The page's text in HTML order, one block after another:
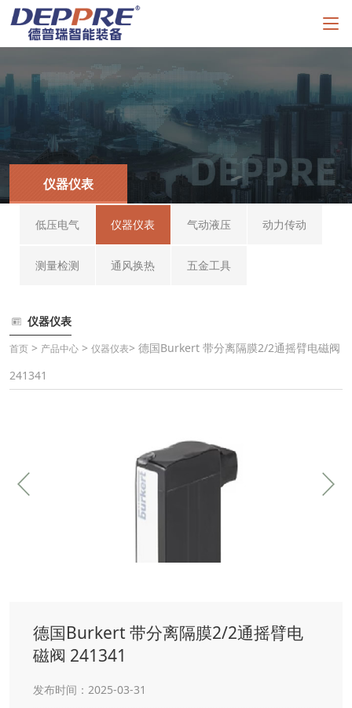
仪器仪表
低压电气 仪器仪表 气动液压 动力传动
测量检测 通风换热 五金工具
仪器仪表
首页 > 产品中心 > 仪器仪表> 德国Burkert 带分离隔膜2/2通摇臂电磁阀
241341
德国Burkert 带分离隔膜2/2通摇臂电
磁阀 241341
发布时间：2025-03-31